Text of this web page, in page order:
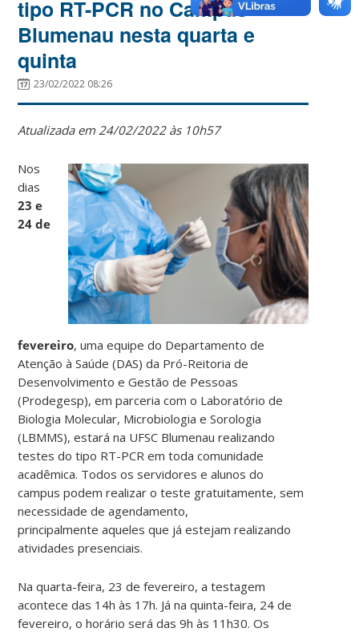
tipo RT-PCR no Campus
Blumenau nesta quarta e
quinta
23/02/2022 08:26
Atualizada em 24/02/2022 às 10h57
Nos
dias
23 e
24 de
fevereiro, uma equipe do Departamento de
Atenção à Saúde (DAS) da Pró-Reitoria de
Desenvolvimento e Gestão de Pessoas
(Prodegesp), em parceria com o Laboratório de
Biologia Molecular, Microbiologia e Sorologia
(LBMMS), estará na UFSC Blumenau realizando
testes do tipo RT-PCR em toda comunidade
acadêmica. Todos os servidores e alunos do
campus podem realizar o teste gratuitamente, sem
necessidade de agendamento,
principalmente aqueles que já estejam realizando
atividades presenciais.
Na quarta-feira, 23 de fevereiro, a testagem
acontece das 14h às 17h. Já na quinta-feira, 24 de
fevereiro, o horário será das 9h às 11h30. Os